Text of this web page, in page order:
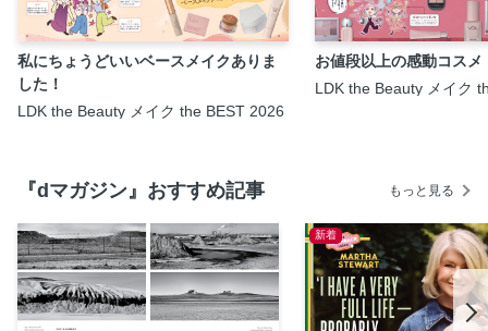
私にちょうどいいベースメイクありま
した！
LDK the Beauty メイク the BEST 2026
お値段以上の感動コスメ
LDK the Beauty メイク
『dマガジン』おすすめ記事 もっと見る
新着